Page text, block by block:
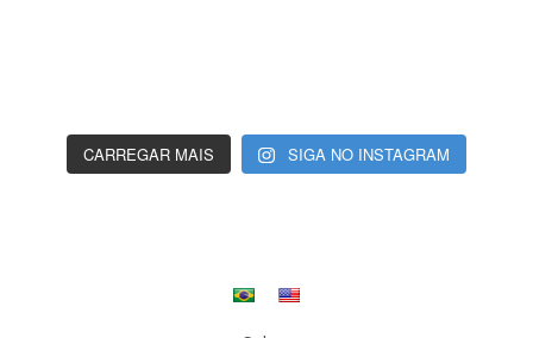
CARREGAR MAIS SIGA NO INSTAGRAM